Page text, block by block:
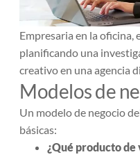
Empresaria en la oficina,
planificando una
creativo en una agencia
Modelos de
Un modelo de negocio
básicas:
¿Qué producto